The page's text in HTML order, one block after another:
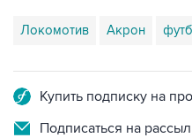
Локомотив Акрон
Купить подписку на
Подписаться на